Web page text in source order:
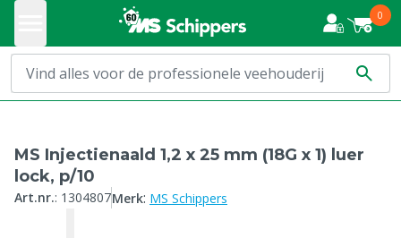
0
MS Injectienaald 1,2 x 25 mm (18G x 1) luer
lock, p/10
Art.nr.: 1304807Merk: MS Schippers